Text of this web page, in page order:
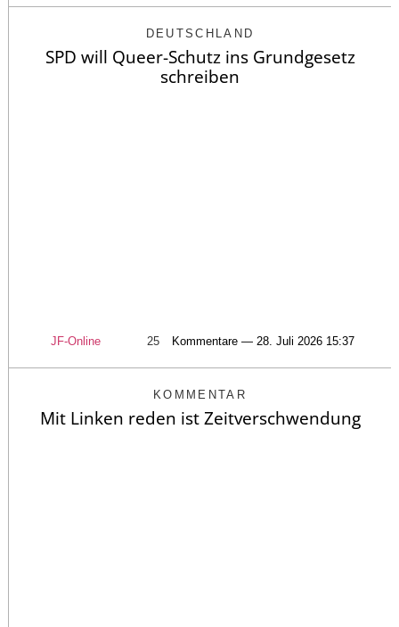
DEUTSCHLAND
SPD will Queer-Schutz ins Grundgesetz
schreiben
JF-Online 25 Kommentare — 28. Juli 2026 15:37
KOMMENTAR
Mit Linken reden ist Zeitverschwendung